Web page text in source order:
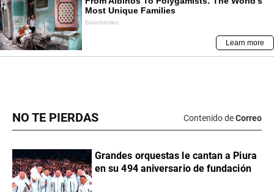
NO TE PIERDAS Contenido deCorreo
Grandes orquestas le cantan a Piura
en su 494 aniversario de fundación